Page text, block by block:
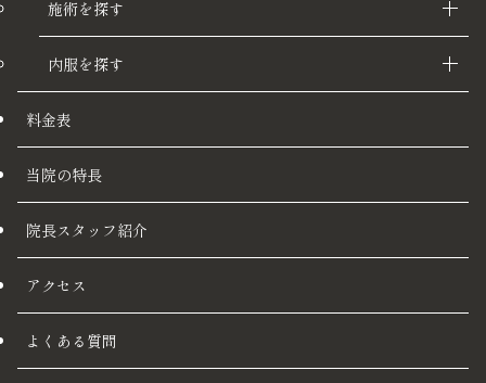
施術を探す
内服を探す
料金表
当院の特長
院長スタッフ紹介
アクセス
よくある質問